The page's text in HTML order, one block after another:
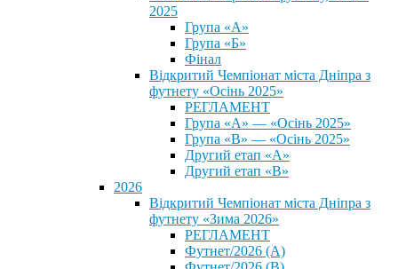
2025
Група «А»
Група «Б»
Фінал
Відкритий Чемпіонат міста Дніпра з
футнету «Осінь 2025»
РЕГЛАМЕНТ
Група «А» — «Осінь 2025»
Група «В» — «Осінь 2025»
Другий етап «А»
Другий етап «В»
2026
Відкритий Чемпіонат міста Дніпра з
футнету «Зима 2026»
РЕГЛАМЕНТ
Футнет/2026 (А)